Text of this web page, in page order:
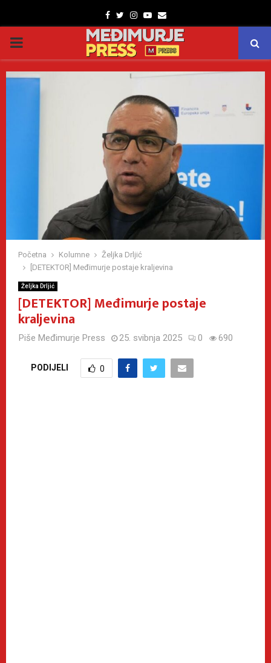
Facebook
TwitterInstagram
Youtube
Email
PRIMARY
MENU
Početna Kolumne
Željka Drljić
[DETEKTOR] Međimurje postaje kraljevina
Željka Drljić
[DETEKTOR] Međimurje postaje
kraljevina
Piše Međimurje Press 25. svibnja 2025 0 690
PODIJELI 0